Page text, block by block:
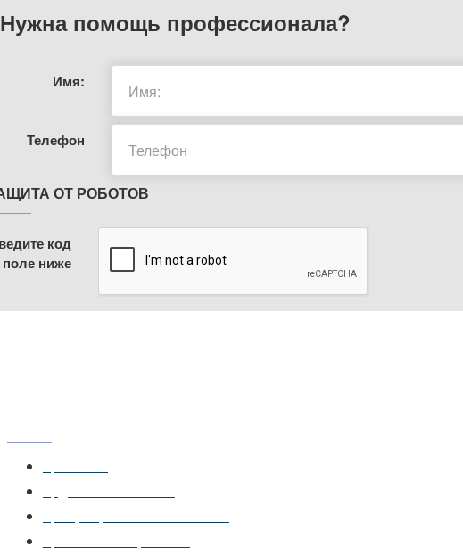
Нужна помощь профессионала?
Имя:
Телефон
ОТ РОБОТОВ
код
ниже